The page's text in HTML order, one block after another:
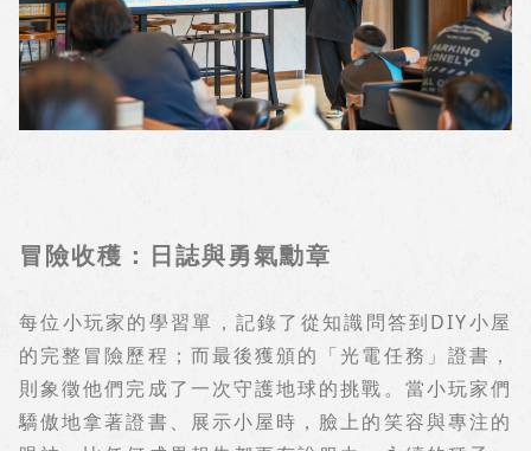
冒險收穫：日誌與勇氣勳章
每位小玩家的學習單，記錄了從知識問答到DIY小屋
的完整冒險歷程；而最後獲頒的「光電任務」證書，
則象徵他們完成了一次守護地球的挑戰。當小玩家們
驕傲地拿著證書、展示小屋時，臉上的笑容與專注的